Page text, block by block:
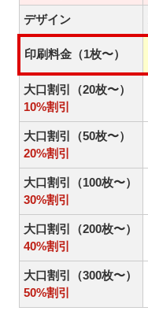
デザイン
印刷料金（1枚〜）
大口割引（20枚〜）
10%割引
大口割引（50枚〜）
20%割引
大口割引（100枚〜）
30%割引
大口割引（200枚〜）
40%割引
大口割引（300枚〜）
50%割引